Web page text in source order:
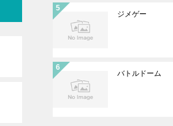
ジメゲー
バトルドーム